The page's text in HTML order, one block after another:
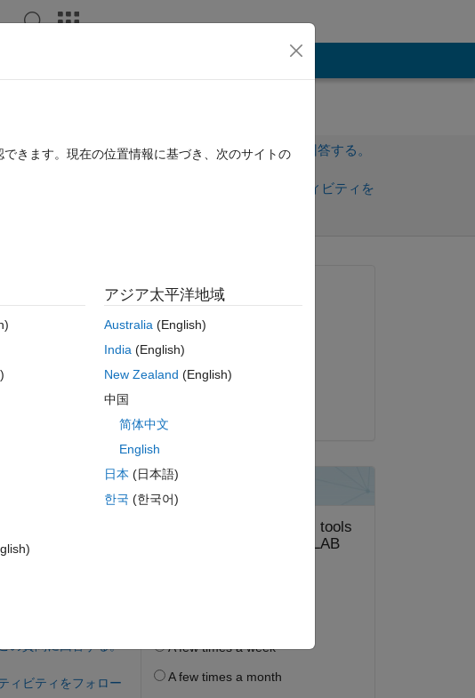
サインインしてこの質問に回答する。
サインインしてアクティビティを
0 投票
ィビティをフォロー
質問済み:
2020 年 7 月 19 日
回答済み:
きます。現在の位置情報に基づき、次のサイトの
アジア太平洋地域
Australia(English)
India(English)
New Zealand (English)
中国
简体中文
English
日本 (日本語)
한국 (한국어)